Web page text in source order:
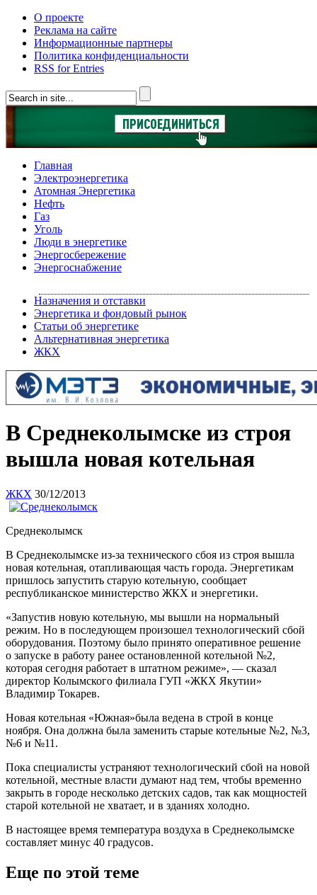
О проекте
Реклама на сайте
Информационные партнеры
Политика конфиденциальности
RSS for Entries
Главная
Электроэнергетика
Атомная Энергетика
Нефть
Газ
Уголь
Люди в энергетике
Энергосбережение
Энергоснабжение
Назначения и отставки
Энергетика и фондовый рынок
Статьи об энергетике
Альтернативная энергетика
ЖКХ
В Среднеколымске из строя
вышла новая котельная
ЖКХ 30/12/2013
Среднеколымск
В Среднеколымске из-за технического сбоя из строя вышла
новая котельная, отапливающая часть города. Энергетикам
пришлось запустить старую котельную, сообщает
республиканское министерство ЖКХ и энергетики.
«Запустив новую котельную, мы вышли на нормальный
режим. Но в последующем произошел технологический сбой
оборудования. Поэтому было принято оперативное решение
о запуске в работу ранее остановленной котельной №2,
которая сегодня работает в штатном режиме», — сказал
директор Колымского филиала ГУП «ЖКХ Якутии»
Владимир Токарев.
Новая котельная «Южная»была ведена в строй в конце
ноября. Она должна была заменить старые котельные №2, №3,
№6 и №11.
Пока специалисты устраняют технологический сбой на новой
котельной, местные власти думают над тем, чтобы временно
закрыть в городе несколько детских садов, так как мощностей
старой котельной не хватает, и в зданиях холодно.
В настоящее время температура воздуха в Среднеколымске
составляет минус 40 градусов.
Еще по этой теме